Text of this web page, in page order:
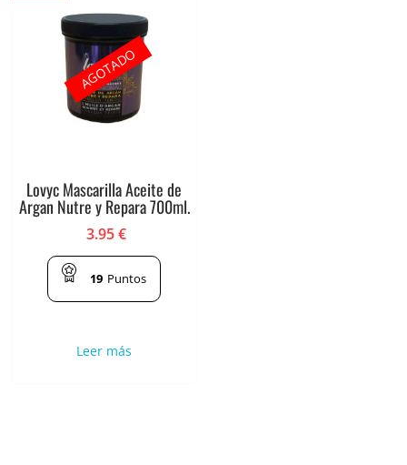
Lovyc Mascarilla Aceite de
Argan Nutre y Repara 700ml.
3.95€
19 Puntos
Leer más
AGOTADO